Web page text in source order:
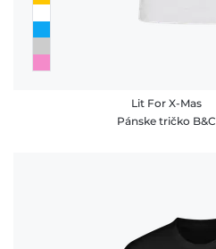
Lit For X-Mas
Pánske tričko B&C